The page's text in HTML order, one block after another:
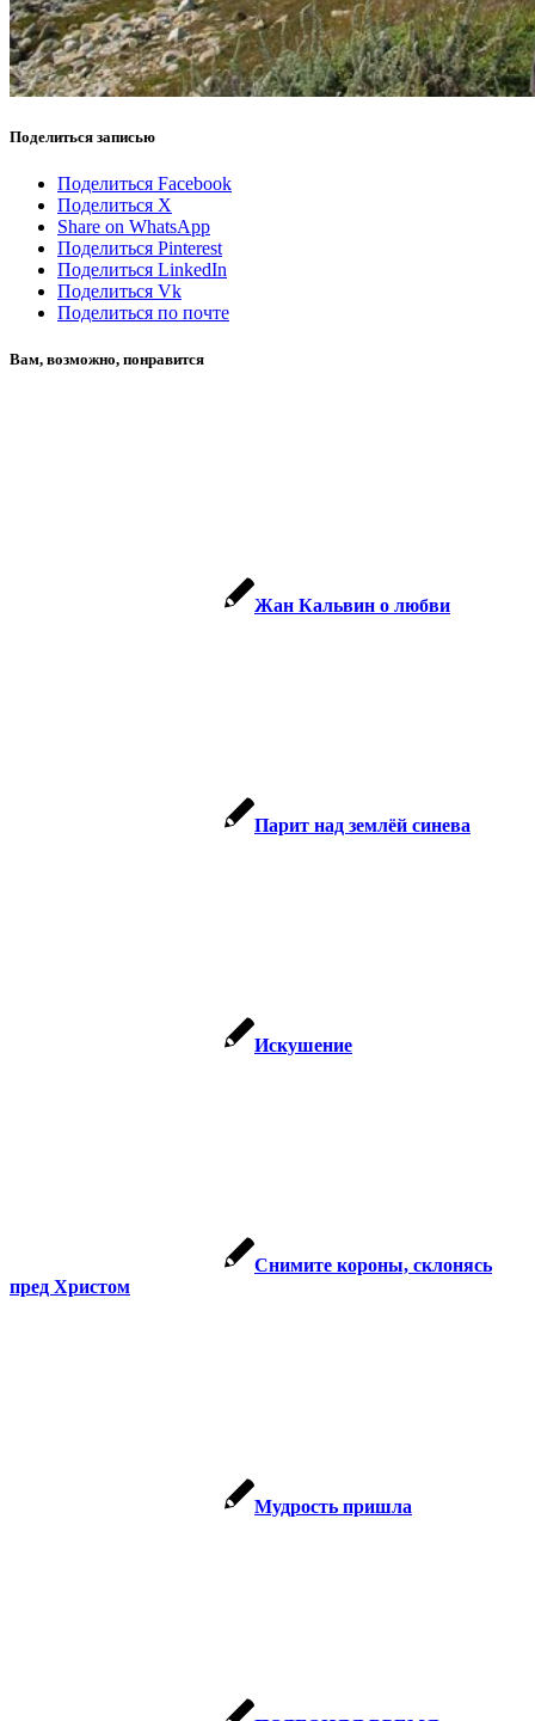
Поделиться записью
Поделиться Facebook
Поделиться X
Share on WhatsApp
Поделиться Pinterest
Поделиться LinkedIn
Поделиться Vk
Поделиться по почте
Вам, возможно, понравится
Жан Кальвин о любви
Парит над землёй синева
Искушение
Снимите короны, склонясь
пред Христом
Мудрость пришла